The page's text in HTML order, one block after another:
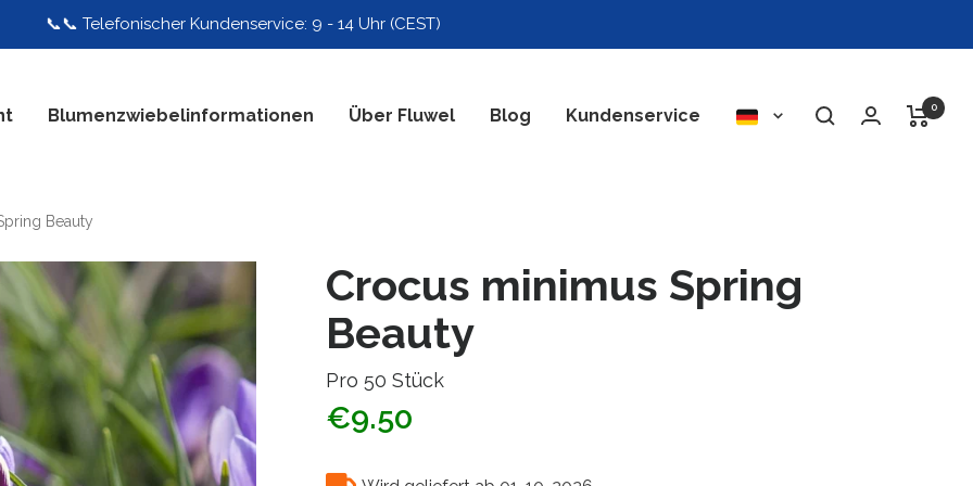
📞📞 Telefonischer Kundenservice: 9 - 14 Uhr (CEST)
Blumenzwiebelinformationen Über Fluwel Blog Kundenservice
Sprache
0
Beauty
Crocus minimus Spring
Beauty
Pro 50 Stück
€9.50